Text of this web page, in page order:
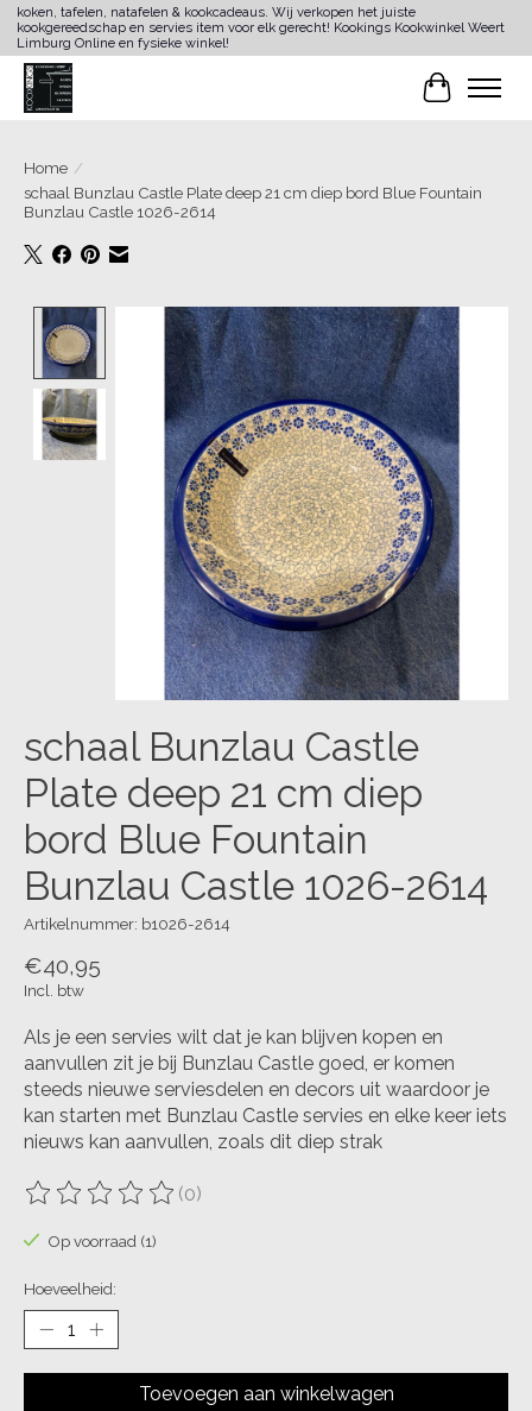
koken, tafelen, natafelen & kookcadeaus. Wij verkopen het juiste
kookgereedschap en servies item voor elk gerecht! Kookings Kookwinkel Weert
Limburg Online en fysieke winkel!
Home /
schaal Bunzlau Castle Plate deep 21 cm diep bord Blue Fountain
Bunzlau Castle 1026-2614
Product image slideshow Items
schaal Bunzlau Castle
Plate deep 21 cm diep
bord Blue Fountain
Bunzlau Castle 1026-2614
Artikelnummer: b1026-2614
€40,95
Incl. btw
Als je een servies wilt dat je kan blijven kopen en
aanvullen zit je bij Bunzlau Castle goed, er komen
steeds nieuwe serviesdelen en decors uit waardoor je
kan starten met Bunzlau Castle servies en elke keer iets
nieuws kan aanvullen, zoals dit diep strak
De beoordeling van dit product is
(0)
Op voorraad (1)
Hoeveelheid:
Toevoegen aan winkelwagen